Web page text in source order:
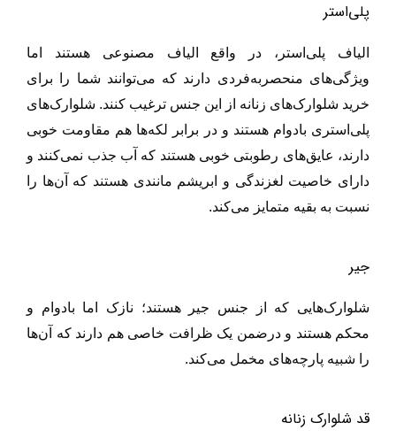
پلی‌استر
الیاف پلی‌استر، در واقع الیاف مصنوعی هستند اما
ویژگی‌های منحصر‌به‌فردی دارند که می‌توانند شما را برای
خرید شلوارک‌های زنانه از این جنس ترغیب کنند. شلوارک‌های
پلی‌استری بادوام هستند و در برابر لکه‌ها هم مقاومت خوبی
دارند، عایق‌های رطوبتی خوبی هستند که آب جذب نمی‌کنند و
دارای خاصیت لغزندگی و ابریشم مانندی هستند که آن‌ها را
نسبت به بقیه متمایز می‌کند.
جیر
شلوارک‌هایی که از جنس جیر هستند؛ نازک اما بادوام و
محکم هستند و درضمن یک ظرافت خاصی هم دارند که آن‌ها
را شبیه پارچه‌های مخمل می‌کند.
قد شلوارک زنانه